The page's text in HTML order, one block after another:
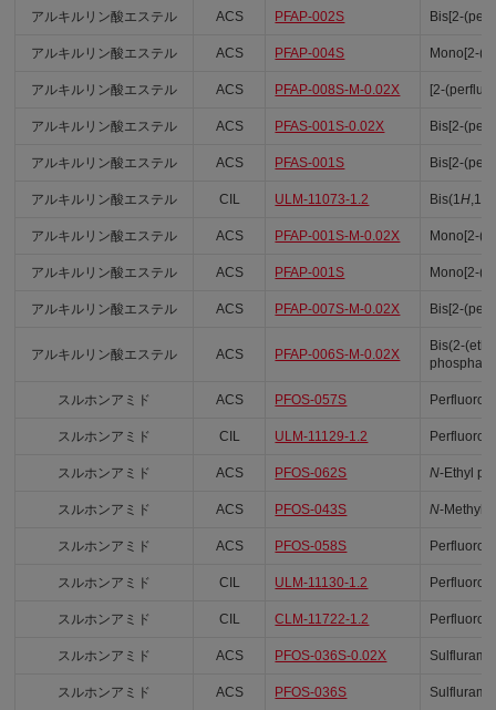
アルキルリン酸エステル ACS PFAP-002S Bis[2-
アルキルリン酸エステル ACS PFAP-004S Mono[2-
アルキルリン酸エステル ACS PFAP-008S-M-0.02X [2-
アルキルリン酸エステル ACS PFAS-001S-0.02X Bis[2-
アルキルリン酸エステル ACS PFAS-001S Bis[2-
アルキルリン酸エステル CIL ULM-11073-1.2 Bis(1H ,1
アルキルリン酸エステル ACS PFAP-001S-M-0.02X Mono[2-
アルキルリン酸エステル ACS PFAP-001S Mono[2-
アルキルリン酸エステル ACS PFAP-007S-M-0.02X Bis[2-
アルキルリン酸エステル ACS PFAP-006S-M-0.02X
Bis(2-
phosphate
スルホンアミド ACS PFOS-057S Perfluoro-
スルホンアミド CIL ULM-11129-1.2
スルホンアミド ACS PFOS-062S N-Ethyl
スルホンアミド ACS PFOS-043S N-Methyl-
スルホンアミド ACS PFOS-058S Perfluoro-
スルホンアミド CIL ULM-11130-1.2
スルホンアミド CIL CLM-11722-1.2
スルホンアミド ACS PFOS-036S-0.02X
スルホンアミド ACS PFOS-036S